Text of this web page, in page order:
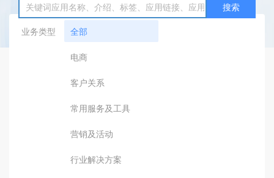
搜索
业务类型
全部
电商
客户关系
常用服务及工具
营销及活动
行业解决方案